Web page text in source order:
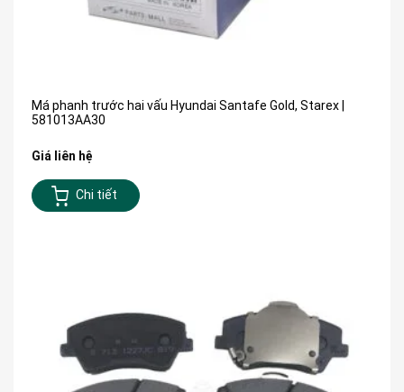
Má phanh trước hai vấu Hyundai Santafe Gold, Starex |
581013AA30
Giá liên hệ
Chi tiết